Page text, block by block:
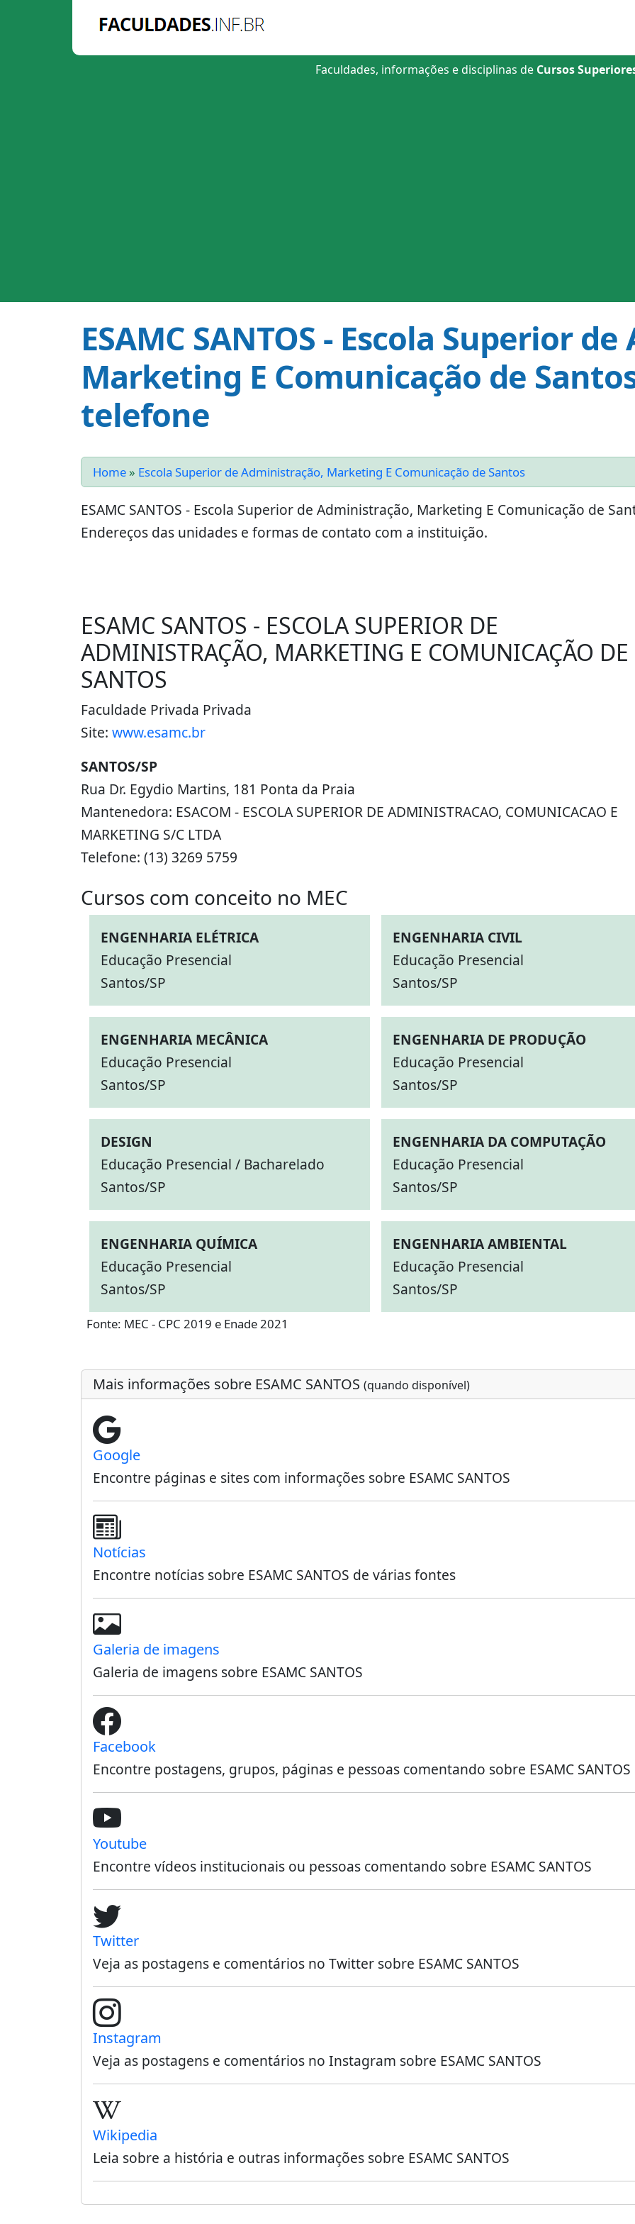
Faculdades, informações e disciplinas de Cursos
ESAMC SANTOS - Escola Superior
Marketing E Comunicação de
telefone
Home » Escola Superior de Administração, Marketing E Comunicação de Santos
ESAMC SANTOS - Escola Superior de Administração, Marketing E Comunicação de
Endereços das unidades e formas de contato com a instituição.
ESAMC SANTOS - ESCOLA SUPERIOR DE
ADMINISTRAÇÃO, MARKETING E COMUNICAÇÃO DE
SANTOS
Faculdade Privada Privada
Site: www.esamc.br
SANTOS/SP
Rua Dr. Egydio Martins, 181 Ponta da Praia
Mantenedora: ESACOM - ESCOLA SUPERIOR DE ADMINISTRACAO, COMUNICACAO E
MARKETING S/C LTDA
Telefone: (13) 3269 5759
Cursos com conceito no MEC
ENGENHARIA ELÉTRICA
Educação Presencial
Santos/SP
ENGENHARIA CIVIL
Educação Presencial
Santos/SP
ENGENHARIA MECÂNICA
Educação Presencial
Santos/SP
ENGENHARIA DE PRODUÇÃO
Educação Presencial
Santos/SP
DESIGN
Educação Presencial / Bacharelado
Santos/SP
ENGENHARIA DA COMPUTAÇÃO
Educação Presencial
Santos/SP
ENGENHARIA QUÍMICA
Educação Presencial
Santos/SP
ENGENHARIA AMBIENTAL
Educação Presencial
Santos/SP
Fonte: MEC - CPC 2019 e Enade 2021
Mais informações sobre ESAMC SANTOS (quando disponível)
Google
Encontre páginas e sites com informações sobre ESAMC SANTOS
Notícias
Encontre notícias sobre ESAMC SANTOS de várias fontes
Galeria de imagens
Galeria de imagens sobre ESAMC SANTOS
Facebook
Encontre postagens, grupos, páginas e pessoas comentando sobre ESAMC SANTOS
Youtube
Encontre vídeos institucionais ou pessoas comentando sobre ESAMC SANTOS
Twitter
Veja as postagens e comentários no Twitter sobre ESAMC SANTOS
Instagram
Veja as postagens e comentários no Instagram sobre ESAMC SANTOS
Wikipedia
Leia sobre a história e outras informações sobre ESAMC SANTOS